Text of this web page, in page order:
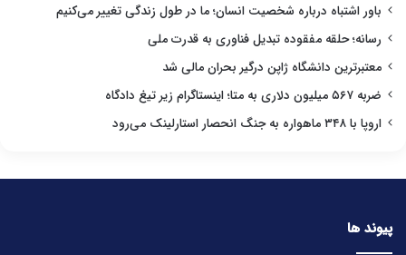
باور اشتباه درباره شخصیت انسان؛ ما در طول زندگی تغییر می‌کنیم
رسانه؛ حلقه مفقوده تبدیل فناوری به قدرت ملی
معتبرترین دانشگاه ژاپن درگیر بحران مالی شد
ضربه ۵۶۷ میلیون دلاری به متا؛ اینستاگرام زیر تیغ دادگاه
اروپا با ۳۴۸ ماهواره به جنگ انحصار استارلینک می‌رود
پیوند ها